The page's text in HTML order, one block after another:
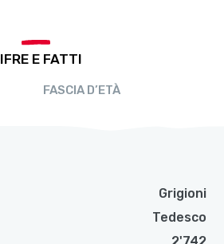
E FATTI
FASCIA D’ETÀ
Grigioni
Tedesco